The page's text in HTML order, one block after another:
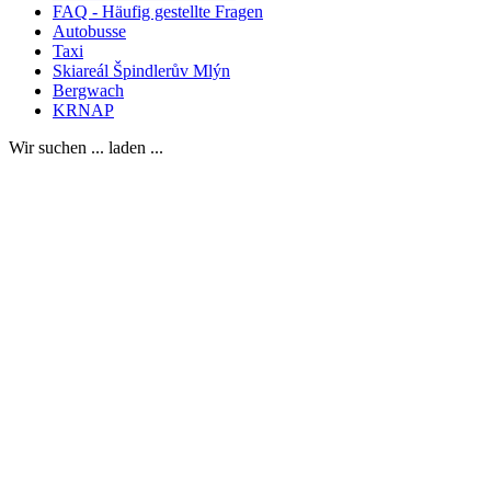
FAQ - Häufig gestellte Fragen
Autobusse
Taxi
Skiareál Špindlerův Mlýn
Bergwach
KRNAP
Wir suchen ... laden ...